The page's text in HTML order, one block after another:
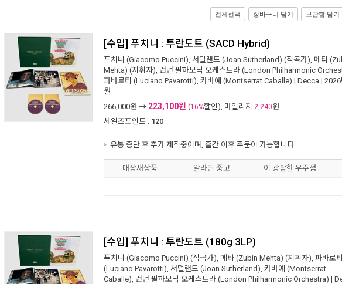
전체선택 장바구니 담기 보관함 담기
[수입] 푸치니 : 투란도트 (SACD Hybrid)
푸치니 (Giacomo Puccini), 서덜랜드 (Joan Sutherland) (작곡가), 메타
Mehta) (지휘자), 런던 필하모닉 오케스트라 (London Philharmonic
파바로티 (Luciano Pavarotti), 카바예 (Montserrat Caballe) | Decca |
월
266,000원 → 223,100원 (16%할인), 마일리지 2,240원
세일즈포인트 : 120
유통 중단 후 추가 제작중이며, 출간 이후 주문이 가능합니다.
매장새상품 알라딘 중고 이 광활한 우주점
- - -
[수입] 푸치니 : 투란도트 (180g 3LP)
푸치니 (Giacomo Puccini) (작곡가), 메타 (Zubin Mehta) (지휘자), 파바로티
(Luciano Pavarotti), 서덜랜드 (Joan Sutherland), 카바예 (Montserrat
Caballe), 런던 필하모닉 오케스트라 (London Philharmonic Orchestra) |